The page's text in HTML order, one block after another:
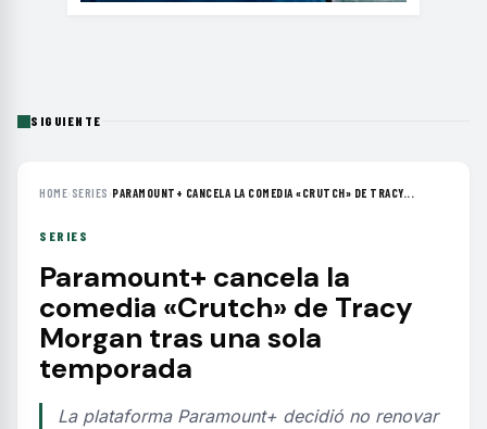
SIGUIENTE
HOME› SERIES ›PARAMOUNT+ CANCELA LA COMEDIA «CRUTCH» DE TRACY...
SERIES
Paramount+ cancela la
comedia «Crutch» de Tracy
Morgan tras una sola
temporada
La plataforma Paramount+ decidió no renovar